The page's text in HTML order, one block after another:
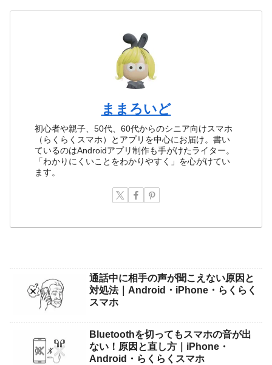
ままろいど
初心者や親子、50代、60代からのシニア向けスマホ
（らくらくスマホ）とアプリを中心にお届け。書い
ているのはAndroidアプリ制作も手がけたライター。
「わかりにくいことをわかりやすく」を心がけてい
ます。
通話中に相手の声が聞こえない原因と
対処法｜Android・iPhone・らくらく
スマホ
Bluetoothを切ってもスマホの音が出
ない！原因と直し方｜iPhone・
Android・らくらくスマホ